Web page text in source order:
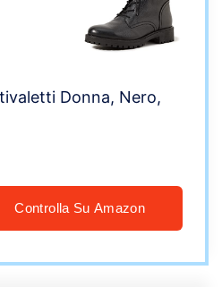
Donna, Nero,
Controlla Su Amazon